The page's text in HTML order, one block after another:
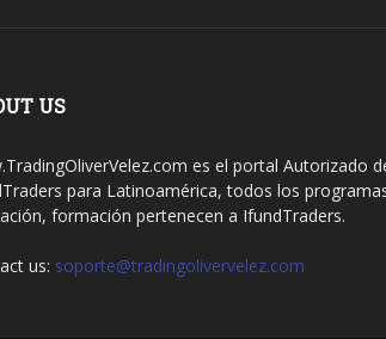
US
es el portal Autorizado
para Latinoamérica, todos los
formación pertenecen a IfundTraders.
us: soporte@tradingolivervelez.com